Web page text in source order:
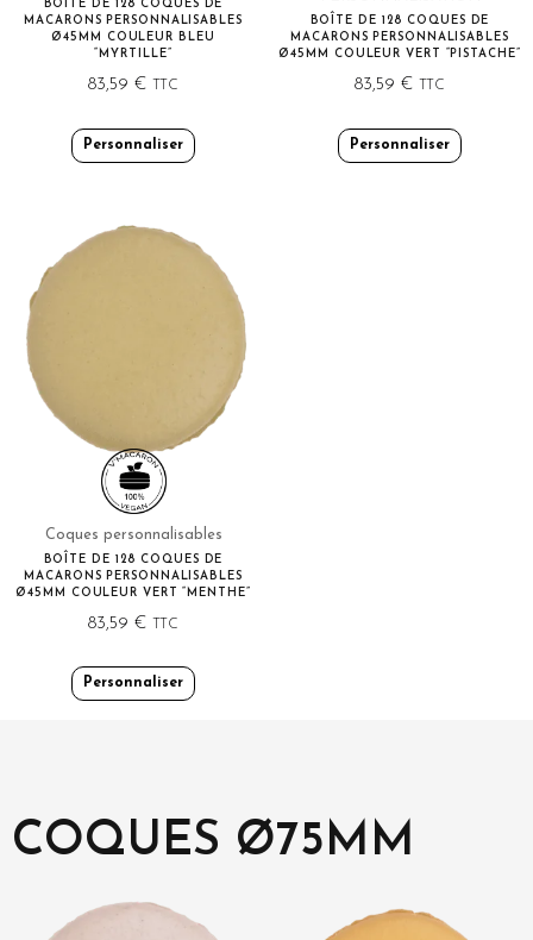
BOÎTE DE 128 COQUES DE
MACARONS PERSONNALISABLES
Ø45MM COULEUR BLEU
“MYRTILLE”
83,59 € TTC
Personnaliser
BOÎTE DE 128 COQUES DE
MACARONS PERSONNALISABLES
Ø45MM COULEUR VERT “PISTACHE”
83,59 € TTC
Personnaliser
Coques personnalisables
BOÎTE DE 128 COQUES DE
MACARONS PERSONNALISABLES
Ø45MM COULEUR VERT “MENTHE”
83,59 € TTC
Personnaliser
COQUES Ø75MM